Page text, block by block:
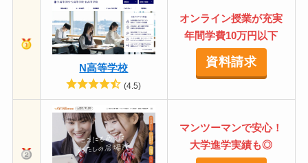
N高等学校
(4.5)
オンライン授業が充実
年間学費10万円以下
資料請求
マンツーマンで安心！
大学進学実績も◎